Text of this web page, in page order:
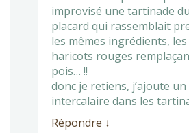
improvisé une tartinade du
placard qui rassemblait
les mêmes ingrédients, les
haricots rouges
pois… !!
donc je retiens, j’ajoute un
intercalaire dans les
Répondre ↓